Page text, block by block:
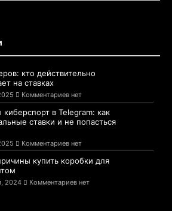
кто действительно
на ставках
Комментариев нет
киберспорт в Telegram: как
ставки и не попасться
Комментариев нет
купить коробки для
2024 Комментариев нет